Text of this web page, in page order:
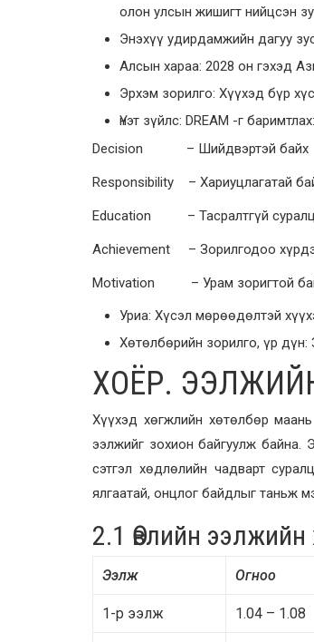
олон улсын жишигт нийцсэн
Энэхүү удирдамжийн дагуу
Алсын хараа: 2028 он гэхэд
Эрхэм зорилго: Хүүхэд бүр
Үнэт зүйлс: DREAM -г баримтлах:
Decision – Шийдвэртэй байх
Responsibility – Хариуцлагатай
Education – Тасралтгүй
Achievement – Зорилгодоо
Motivation – Урам зоригтой
Уриа: Хүсэл мөрөөдөлтэй
Хөтөлбөрийн зорилго, үр дүн:
ХОЁР.
Хүүхэд хөгжлийн хөтөлбөр
ээлжийг зохион байгуулж байна.
сэтгэл хөдлөлийн чадварт
ялгаатай, онцлог байдлыг таньж
2.1 Өвлийн ээлжийн
Ээлж Огноо
1-р ээлж 1.04 – 1.08